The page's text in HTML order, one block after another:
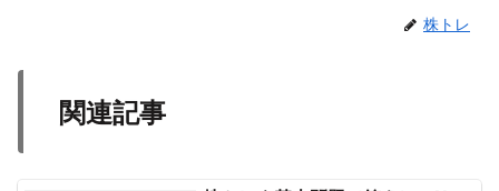
株トレ
関連記事